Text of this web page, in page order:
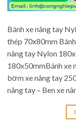
Bánh xe nâng tay
thép 70x80mm
nâng tay Nylon
180x50mmBánh xe
bơm xe nâng tay
nâng tay – Ben xe